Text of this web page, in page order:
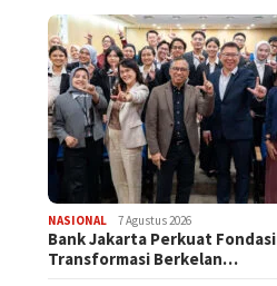
NASIONAL 7 Agustus 2026
Bank Jakarta Perkuat Fondasi
Transformasi Berkelan…